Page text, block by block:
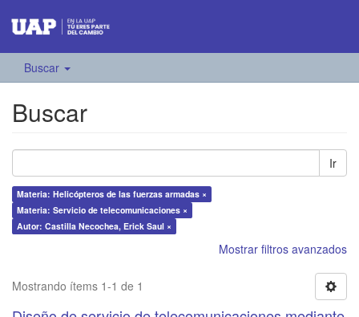
Buscar
Buscar
Ir
Materia: Helicópteros de las fuerzas armadas ×
Materia: Servicio de telecomunicaciones ×
Autor: Castilla Necochea, Erick Saul ×
Mostrar filtros avanzados
Mostrando ítems 1-1 de 1